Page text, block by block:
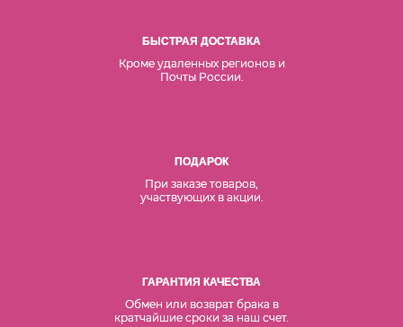
БЫСТРАЯ ДОСТАВКА
Кроме удаленных регионов и
Почты России.
ПОДАРОК
При заказе товаров,
участвующих в акции.
ГАРАНТИЯ КАЧЕСТВА
Обмен или возврат брака в
кратчайшие сроки за наш счет.